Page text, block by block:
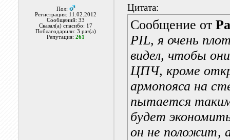
Пол:
Регистрация: 11.02.2012
Сообщений: 33
Сказал(а) спасибо: 17
Поблагодарили: 3 раз(а)
Репутация:261
Цитата:
Сообщение от
PIL, я очень
видел, чтобы
ЦПЧ, кроме
армопояса на
пытается таким
будет
он не положит,